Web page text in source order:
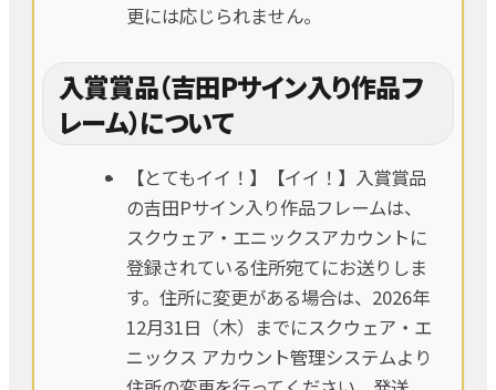
更には応じられません。
入賞賞品（吉田Pサイン入り作品フ
レーム）について
【とてもイイ！】【イイ！】入賞賞品
の吉田Pサイン入り作品フレームは、
スクウェア・エニックスアカウントに
登録されている住所宛てにお送りしま
す。住所に変更がある場合は、2026年
12月31日（木）までにスクウェア・エ
ニックス アカウント管理システムより